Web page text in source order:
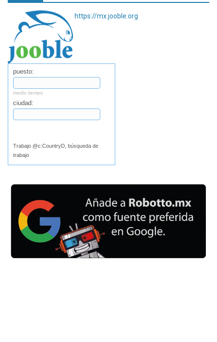
https://mx.jooble.org
puesto:
medio tiempo
ciudad:
Trabajo @c:CountryD, búsqueda de
trabajo